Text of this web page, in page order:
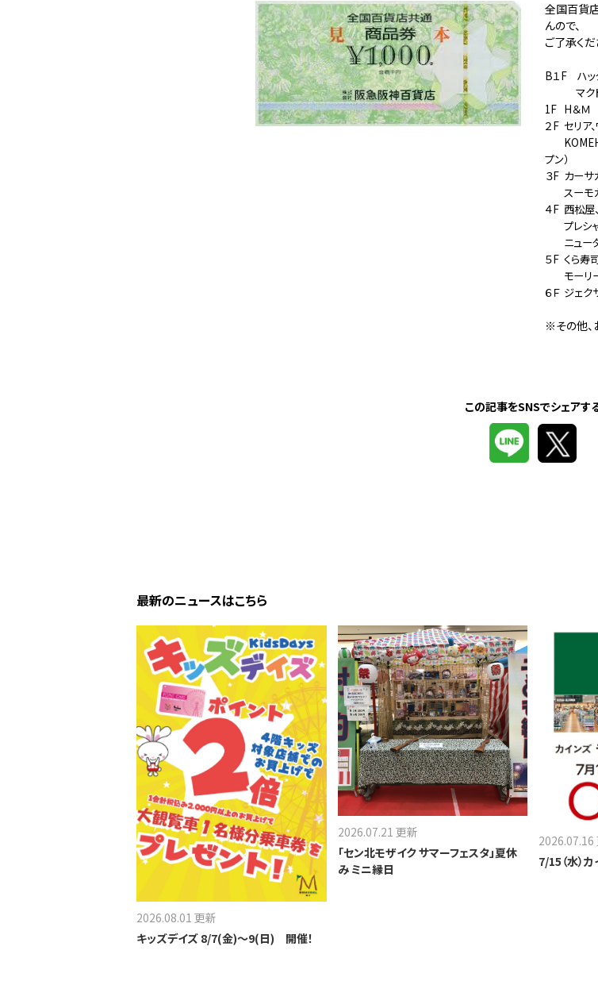
全国百貨
んので、
ご了承くだ
B１F ハッ
マクドナ
1F H＆Ｍ
２F セリア
プン）
３F カーサ
スーモ
４F 西松屋
プレシ
ニュー
５F くら寿
モーリ
６Ｆ ジェク
※その他、
この記事をSNSでシェアす
最新のニュースはこちら
2026.08.01 更新
キッズデイズ 8/7(金)～9(日) 開催！
2026.07.21 更新
「セン北モザイク サマーフェスタ」夏休
み ミニ縁日
2026.07.16
7/15（水）